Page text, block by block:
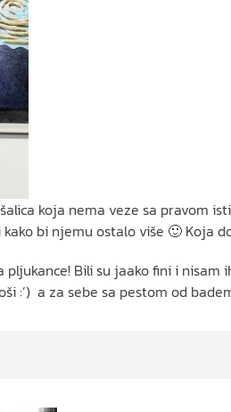
koja nema veze sa pravom
bi njemu ostalo više 🙂 Koja
Bili su jaako fini i
:’) a za sebe sa pestom od